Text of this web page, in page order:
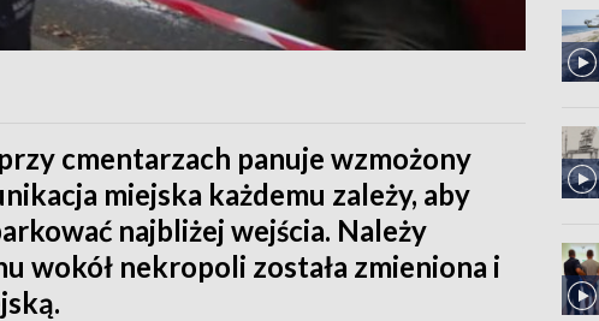
cmentarzach panuje wzmożony
miejska każdemu zależy, aby
najbliżej wejścia. Należy
wokół nekropoli została zmieniona i